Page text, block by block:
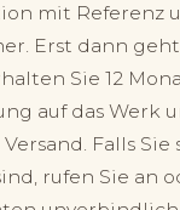
mit Referenz
Erst dann
Sie 12
auf das Werk
Falls
rufen Sie an